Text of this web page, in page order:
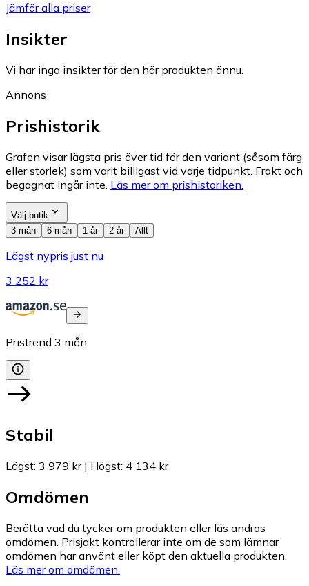
Jämför alla priser
Insikter
Vi har inga insikter för den här produkten ännu.
Annons
Prishistorik
Grafen visar lägsta pris över tid för den variant (såsom färg
eller storlek) som varit billigast vid varje tidpunkt. Frakt och
begagnat ingår inte. Läs mer om prishistoriken.
Välj butik
3 mån
6 mån 1 år 2 år Allt
Lägst nypris just nu
3 252 kr
Pristrend 3 mån
Stabil
Lägst: 3 979 kr| Högst: 4 134 kr
Omdömen
Berätta vad du tycker om produkten eller läs andras
omdömen. Prisjakt kontrollerar inte om de som lämnar
omdömen har använt eller köpt den aktuella produkten.
Läs mer om omdömen.